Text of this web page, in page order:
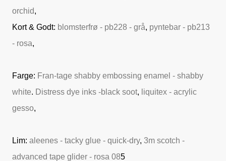
orchid,
Kort & Godt: blomsterfrø - pb228 - grå, pyntebar - pb213
- rosa,
Farge: Fran-tage shabby embossing enamel - shabby
white. Distress dye inks -black soot, liquitex - acrylic
gesso,
Lim: aleenes - tacky glue - quick-dry, 3m scotch -
advanced tape glider - rosa 085